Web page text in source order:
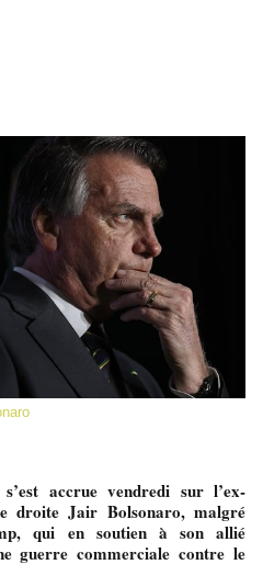
accrue vendredi sur l’ex-
droite Jair Bolsonaro, malgré
qui en soutien à son allié
guerre commerciale contre le